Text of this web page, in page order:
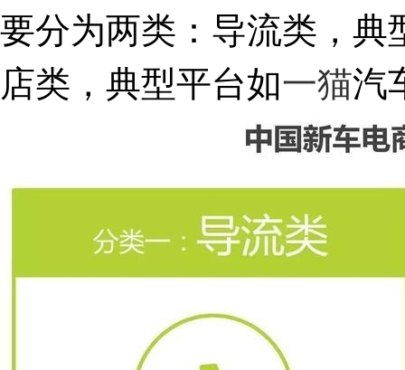
要分为两类：导流类，
店类，典型平台如一猫汽